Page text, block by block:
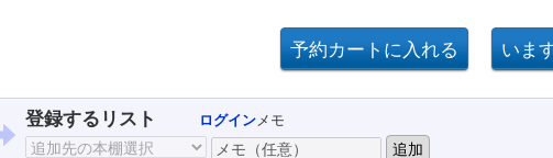
登録するリスト ログインメモ